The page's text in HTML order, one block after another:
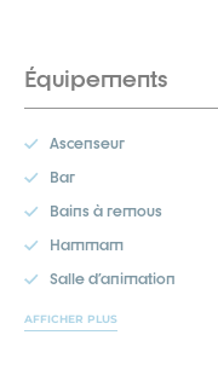
Équipements
Ascenseur
Bar
Bains à remous
Hammam
Salle d'animation
AFFICHER PLUS